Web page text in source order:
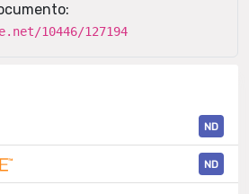
10446/127194
ND
ND